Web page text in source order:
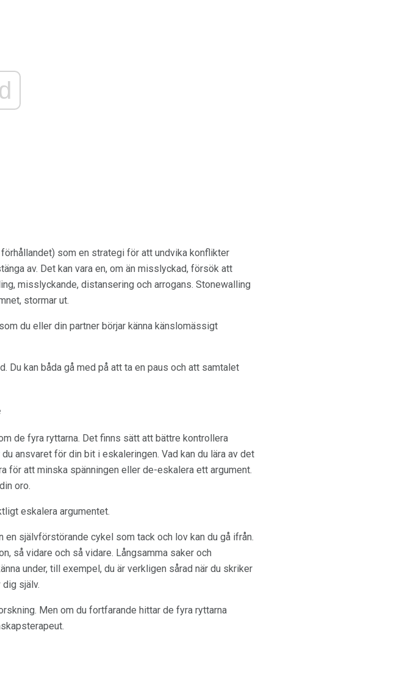
som en strategi för att undvika konflikter
av. Det kan vara en, om än misslyckad, försök att
misslyckande, distansering och arrogans. Stonewalling
stormar ut.
du eller din partner börjar känna känslomässigt
Du kan båda gå med på att ta en paus och att samtalet
de fyra ryttarna. Det finns sätt att bättre kontrollera
ansvaret för din bit i eskaleringen. Vad kan du lära av det
för att minska spänningen eller de-eskalera ett argument.
oro.
eskalera argumentet.
självförstörande cykel som tack och lov kan du gå ifrån.
så vidare och så vidare. Långsamma saker och
under, till exempel, du är verkligen sårad när du skriker
själv.
Men om du fortfarande hittar de fyra ryttarna